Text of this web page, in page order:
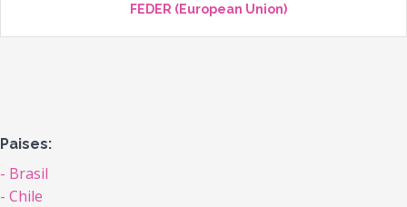
FEDER (European Union)
Paises:
Brasil
Chile